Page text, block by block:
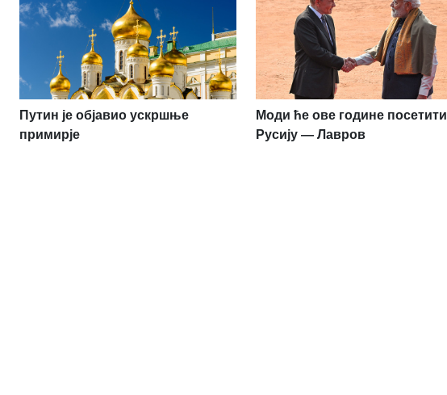
Путин је објавио ускршње
примирје
Моди ће ове године посетити
Русију — Лавров